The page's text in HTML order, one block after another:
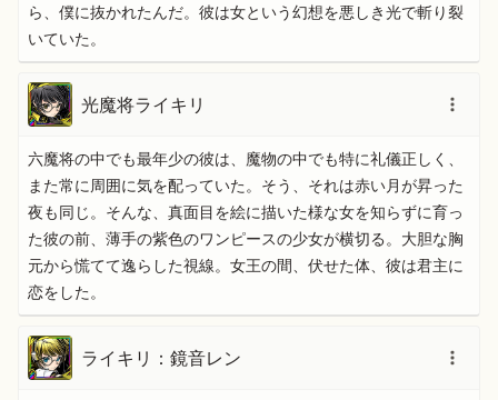
ら、僕に抜かれたんだ。彼は女という幻想を悪しき光で斬り裂
いていた。
光魔将ライキリ
六魔将の中でも最年少の彼は、魔物の中でも特に礼儀正しく、
また常に周囲に気を配っていた。そう、それは赤い月が昇った
夜も同じ。そんな、真面目を絵に描いた様な女を知らずに育っ
た彼の前、薄手の紫色のワンピースの少女が横切る。大胆な胸
元から慌てて逸らした視線。女王の間、伏せた体、彼は君主に
恋をした。
ライキリ：鏡音レン